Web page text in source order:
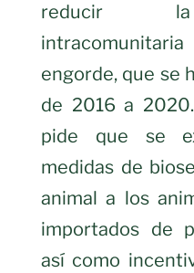
reducir la
engorde, que se
de 2016 a
pide que se
medidas de
animal a los
importados de
así como